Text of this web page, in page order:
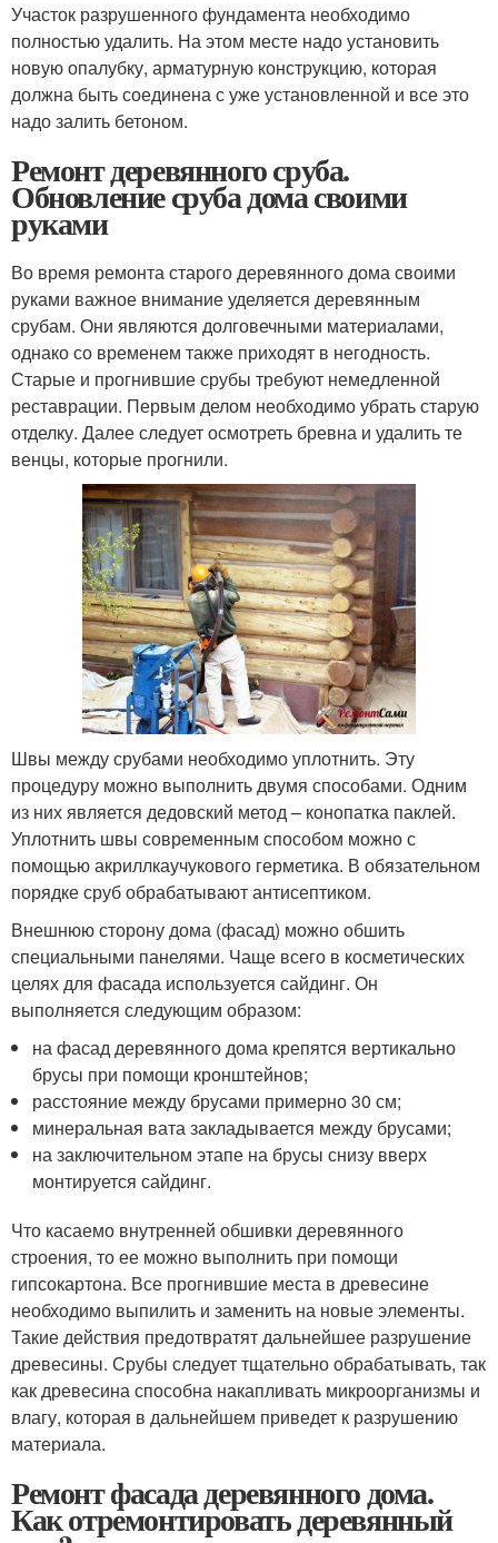
Участок разрушенного фундамента необходимо
полностью удалить. На этом месте надо установить
новую опалубку, арматурную конструкцию, которая
должна быть соединена с уже установленной и все это
надо залить бетоном.
Ремонт деревянного сруба.
Обновление сруба дома своими
руками
Во время ремонта старого деревянного дома своими
руками важное внимание уделяется деревянным
срубам. Они являются долговечными материалами,
однако со временем также приходят в негодность.
Старые и прогнившие срубы требуют немедленной
реставрации. Первым делом необходимо убрать старую
отделку. Далее следует осмотреть бревна и удалить те
венцы, которые прогнили.
Швы между срубами необходимо уплотнить. Эту
процедуру можно выполнить двумя способами. Одним
из них является дедовский метод – конопатка паклей.
Уплотнить швы современным способом можно с
помощью акриллкаучукового герметика. В обязательном
порядке сруб обрабатывают антисептиком.
Внешнюю сторону дома (фасад) можно обшить
специальными панелями. Чаще всего в косметических
целях для фасада используется сайдинг. Он
выполняется следующим образом:
на фасад деревянного дома крепятся вертикально
брусы при помощи кронштейнов;
расстояние между брусами примерно 30 см;
минеральная вата закладывается между брусами;
на заключительном этапе на брусы снизу вверх
монтируется сайдинг.
Что касаемо внутренней обшивки деревянного
строения, то ее можно выполнить при помощи
гипсокартона. Все прогнившие места в древесине
необходимо выпилить и заменить на новые элементы.
Такие действия предотвратят дальнейшее разрушение
древесины. Срубы следует тщательно обрабатывать, так
как древесина способна накапливать микроорганизмы и
влагу, которая в дальнейшем приведет к разрушению
материала.
Ремонт фасада деревянного дома.
Как отремонтировать деревянный